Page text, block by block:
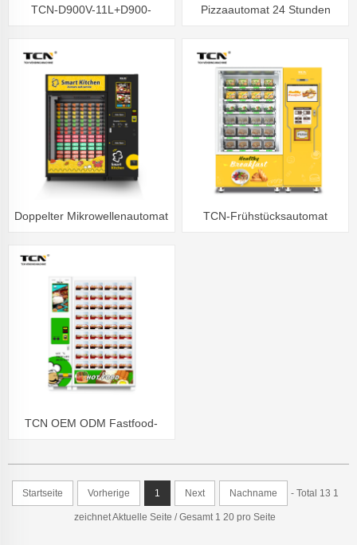
TCN-D900V-11L+D900-
Verkaufsautomat, Obstsalat-
Verkaufsautomat
Pizzaautomat 24 Stunden
Doppelter Mikrowellenautomat
TCN-Frühstücksautomat
TCN OEM ODM Fastfood-
Startseite Vorherige 1 Next Nachname - Total 13 1
zeichnet Aktuelle Seite / Gesamt 1 20 pro Seite